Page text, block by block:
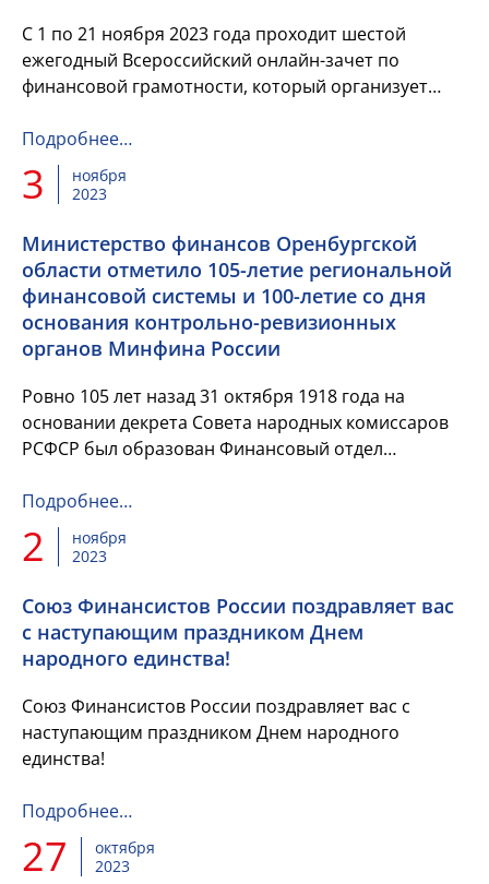
С 1 по 21 ноября 2023 года проходит шестой
ежегодный Всероссийский онлайн-зачет по
финансовой грамотности, который организует
стратегических инициатив
Подробнее…
3
ноября
2023
Министерство финансов Оренбургской
области отметило 105-летие региональной
финансовой системы и 100-летие со дня
основания контрольно-ревизионных
органов Минфина России
Ровно 105 лет назад 31 октября 1918 года на
основании декрета Совета народных комиссаров
РСФСР был образован Финансовый отдел
комитета. Именно эту дату принят...
Подробнее…
2
ноября
2023
Союз Финансистов России поздравляет вас
с наступающим праздником Днем
народного единства!
Союз Финансистов России поздравляет вас с
наступающим праздником Днем народного
единства!
Подробнее…
27
октября
2023